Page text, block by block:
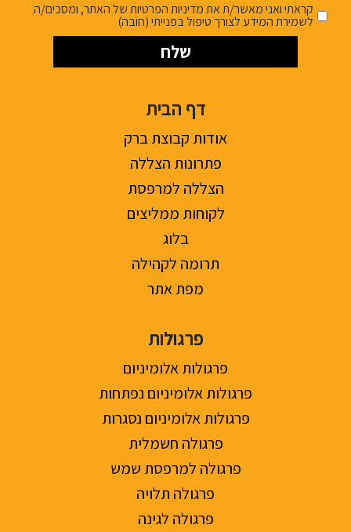
קראתי ואני מאשר/ת את מדיניות הפרטיות של האתר, ומסכים/ה
לשמירת המידע לצורך טיפול בפנייתי (חובה)
דף הבית
אודות קבוצת ברק
פתרונות הצללה
הצללה למרפסת
לקוחות ממליצים
בלוג
תרומה לקהילה
מפת אתר
פרגולות
פרגולות אלומיניום
פרגולות אלומיניום נפתחות
פרגולות אלומיניום נסגרות
פרגולה חשמלית
פרגולה למרפסת שמש
פרגולה תלויה
פרגולה לגינה